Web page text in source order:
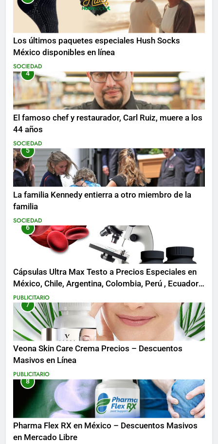
Los últimos paquetes especiales Hush Socks
México disponibles en línea
SOCIEDAD
4
El famoso chef y restaurador, Carl Ruiz, muere a los
44 años
SOCIEDAD
5
La familia Kennedy entierra a otro miembro de la
familia
SOCIEDAD
6
Cápsulas Ultra Max Testo a Precios Especiales en
México, Chile, Argentina, Colombia, Perú , Ecuador,
Costa Rica y Más
PUBLICITARIO
7
Veona Skin Care Crema Precios – Descuentos
Masivos en Línea
PUBLICITARIO
8
Pharma Flex RX en México – Descuentos Masivos
en Mercado Libre